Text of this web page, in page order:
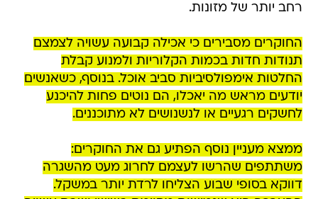
רחב יותר של מזונות.
החוקרים מסבירים כי אכילה קבועה עשויה לצמצם
תנודות חדות בכמות הקלוריות ולמנוע קבלת
החלטות אימפולסיביות סביב אוכל. בנוסף, כשאנשים
יודעים מראש מה יאכלו, הם נוטים פחות להיכנע
לחשקים רגעיים או לנשנושים לא מתוכננים.
ממצא מעניין נוסף הפתיע גם את החוקרים:
משתתפים שהרשו לעצמם לחרוג מעט מהשגרה
דווקא בסופי שבוע הצליחו לרדת יותר במשקל.